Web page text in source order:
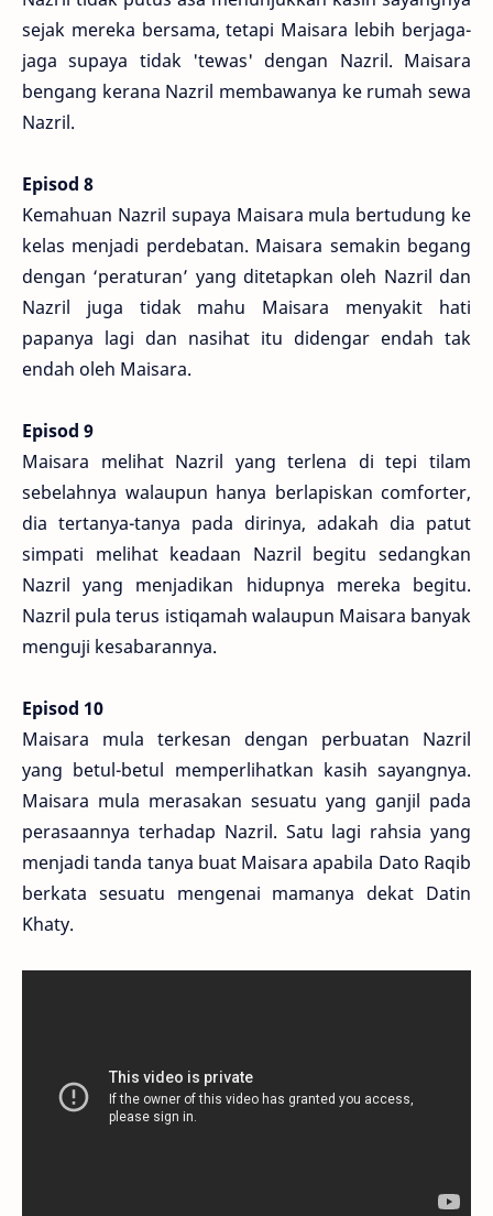
sejak mereka bersama, tetapi Maisara lebih berjaga-
jaga supaya tidak 'tewas' dengan Nazril. Maisara
bengang kerana Nazril membawanya ke rumah sewa
Nazril.
Episod 8
Kemahuan Nazril supaya Maisara mula bertudung ke
kelas menjadi perdebatan. Maisara semakin begang
dengan ‘peraturan’ yang ditetapkan oleh Nazril dan
Nazril juga tidak mahu Maisara menyakit hati
papanya lagi dan nasihat itu didengar endah tak
endah oleh Maisara.
Episod 9
Maisara melihat Nazril yang terlena di tepi tilam
sebelahnya walaupun hanya berlapiskan comforter,
dia tertanya-tanya pada dirinya, adakah dia patut
simpati melihat keadaan Nazril begitu sedangkan
Nazril yang menjadikan hidupnya mereka begitu.
Nazril pula terus istiqamah walaupun Maisara banyak
menguji kesabarannya.
Episod 10
Maisara mula terkesan dengan perbuatan Nazril
yang betul-betul memperlihatkan kasih sayangnya.
Maisara mula merasakan sesuatu yang ganjil pada
perasaannya terhadap Nazril. Satu lagi rahsia yang
menjadi tanda tanya buat Maisara apabila Dato Raqib
berkata sesuatu mengenai mamanya dekat Datin
Khaty.